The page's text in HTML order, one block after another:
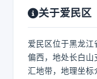
关于爱民区
爱民区位于黑龙
偏西，地处长白山
汇地带，地理坐标